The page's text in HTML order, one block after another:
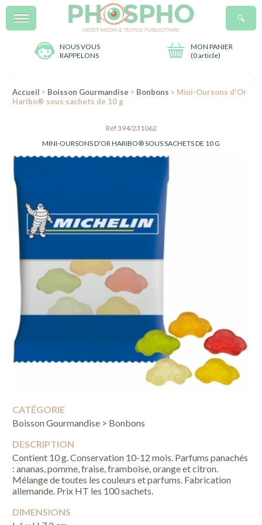
NOUS VOUS
RAPPELONS
MON PANIER
(0 article)
Menu
Accueil > Boisson Gourmandise > Bonbons > Mini-Oursons d'Or
Haribo® sous sachets de 10 g
Réf 394/231062
MINI-OURSONS D'OR HARIBO® SOUS SACHETS DE 10 G
CATÉGORIE
Boisson Gourmandise > Bonbons
DESCRIPTION
Contient 10 g. Conservation 10-12 mois. Parfums panachés
: ananas, pomme, fraise, framboise, orange et citron.
Mélange de toutes les couleurs et parfums. Fabrication
allemande. Prix HT les 100 sachets.
DIMENSIONS